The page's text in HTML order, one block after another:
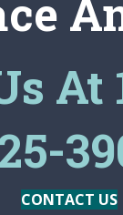
At
CONTACT US